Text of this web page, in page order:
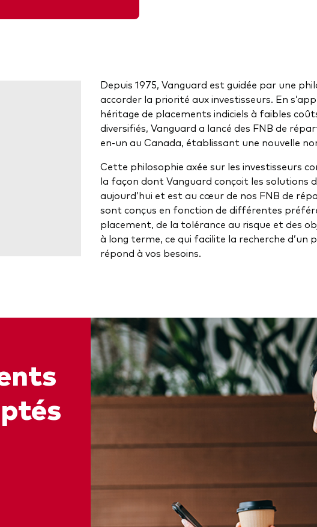
Depuis 1975, Vanguard est guidée par une
accorder la priorité aux investisseurs. En
héritage de placements indiciels à faibles
diversifiés, Vanguard a lancé des FNB de
en-un au Canada, établissant une nouvelle
Cette philosophie axée sur les investisseurs
la façon dont Vanguard conçoit les solutions
aujourd’hui et est au cœur de nos FNB de
sont conçus en fonction de différentes
placement, de la tolérance au risque et des
à long terme, ce qui facilite la recherche d’un
répond à vos besoins.